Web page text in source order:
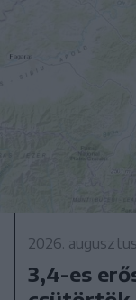
2026.
3,4-es